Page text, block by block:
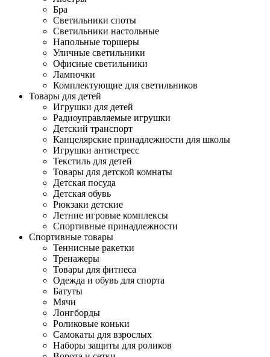
Бра
Светильники споты
Светильники настольные
Напольные торшеры
Уличные светильники
Офисные светильники
Лампочки
Комплектующие для светильников
Товары для детей
Игрушки для детей
Радиоуправляемые игрушки
Детский транспорт
Канцелярские принадлежности для школы
Игрушки антистресс
Текстиль для детей
Товары для детской комнаты
Детская посуда
Детская обувь
Рюкзаки детские
Летние игровые комплексы
Спортивные принадлежности
Спортивные товары
Теннисные ракетки
Тренажеры
Товары для фитнеса
Одежда и обувь для спорта
Батуты
Мячи
Лонгборды
Роликовые коньки
Самокаты для взрослых
Наборы защиты для роликов